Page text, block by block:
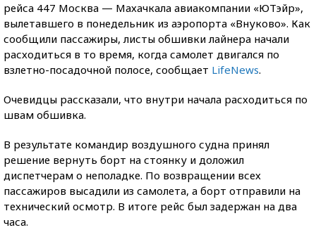
рейса 447 Москва — Махачкала авиакомпании «ЮТэйр»,
вылетавшего в понедельник из аэропорта «Внуково». Как
сообщили пассажиры, листы обшивки лайнера начали
расходиться в то время, когда самолет двигался по
взлетно-посадочной полосе, сообщает LifeNews.
Очевидцы рассказали, что внутри начала расходиться по
швам обшивка.
В результате командир воздушного судна принял
решение вернуть борт на стоянку и доложил
диспетчерам о неполадке. По возвращении всех
пассажиров высадили из самолета, а борт отправили на
технический осмотр. В итоге рейс был задержан на два
часа.